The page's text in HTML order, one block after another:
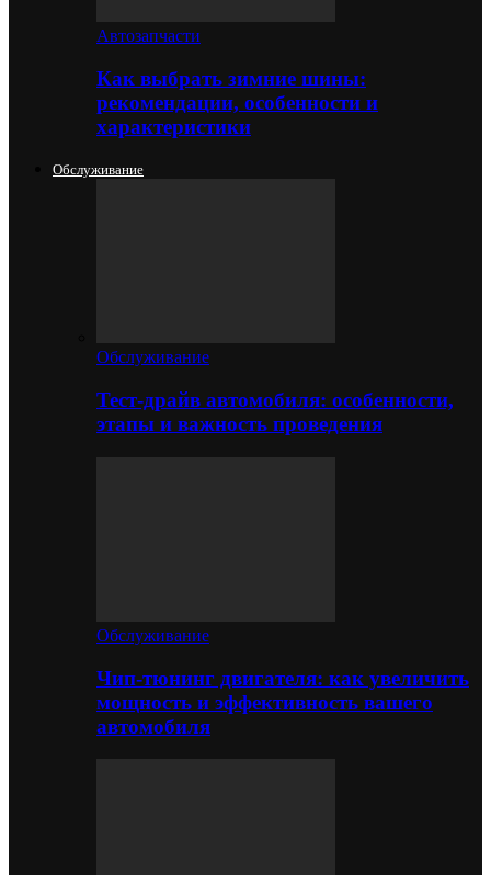
Автозапчасти
Как выбрать зимние шины:
рекомендации, особенности и
характеристики
Обслуживание
Обслуживание
Тест-драйв автомобиля: особенности,
этапы и важность проведения
Обслуживание
Чип-тюнинг двигателя: как увеличить
мощность и эффективность вашего
автомобиля